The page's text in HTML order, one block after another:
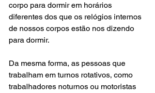
corpo para dormir em horários
diferentes dos que os relógios internos
de nossos corpos estão nos dizendo
para dormir.
Da mesma forma, as pessoas que
trabalham em turnos rotativos, como
trabalhadores noturnos ou motoristas